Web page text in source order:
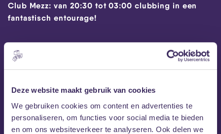
Deze website maakt gebruik van cookies
We gebruiken cookies om content en advertenties te
personaliseren, om functies voor social media te bieden
en om ons websiteverkeer te analyseren. Ook delen we
Club Mezz: van 20:30 tot 03:00 clubbing in een
fantastisch entourage!